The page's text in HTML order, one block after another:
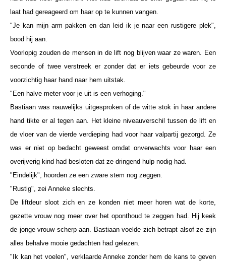
laat had gereageerd om haar op te kunnen vangen.
"Je kan mijn arm pakken en dan leid ik je naar een rustigere plek",
bood hij aan.
Voorlopig zouden de mensen in de lift nog blijven waar ze waren. Een
seconde of twee verstreek er zonder dat er iets gebeurde voor ze
voorzichtig haar hand naar hem uitstak.
"Een halve meter voor je uit is een verhoging."
Bastiaan was nauwelijks uitgesproken of de witte stok in haar andere
hand tikte er al tegen aan. Het kleine niveauverschil tussen de lift en
de vloer van de vierde verdieping had voor haar valpartij gezorgd. Ze
was er niet op bedacht geweest omdat onverwachts voor haar een
overijverig kind had besloten dat ze dringend hulp nodig had.
"Eindelijk", hoorden ze een zware stem nog zeggen.
"Rustig", zei Anneke slechts.
De liftdeur sloot zich en ze konden niet meer horen wat de korte,
gezette vrouw nog meer over het oponthoud te zeggen had. Hij keek
de jonge vrouw scherp aan. Bastiaan voelde zich betrapt alsof ze zijn
alles behalve mooie gedachten had gelezen.
"Ik kan het voelen", verklaarde Anneke zonder hem de kans te geven